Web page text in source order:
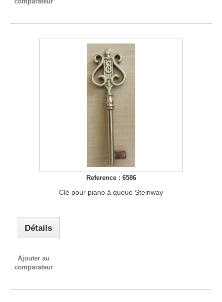
Reference : 6586
Clé pour piano à queue Steinway
Détails
Ajouter au
comparateur